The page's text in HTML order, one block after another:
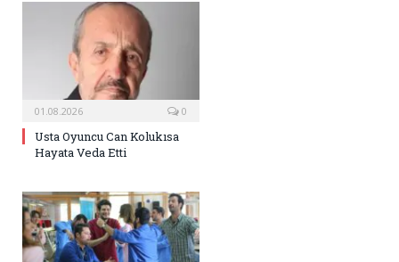
01.08.2026 0
Usta Oyuncu Can Kolukısa
Hayata Veda Etti